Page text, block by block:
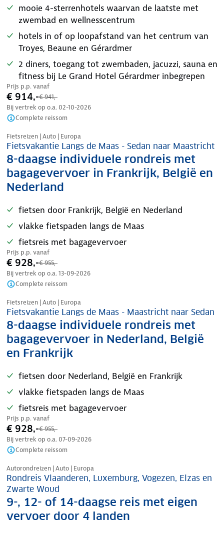
mooie 4-sterrenhotels waarvan de laatste met
zwembad en wellnesscentrum
hotels in of op loopafstand van het centrum van
Troyes, Beaune en Gérardmer
2 diners, toegang tot zwembaden, jacuzzi, sauna en
fitness bij Le Grand Hotel Gérardmer inbegrepen
Prijs p.p. vanaf
€ 914,-€ 941,-
Bij vertrek op o.a. 02-10-2026
Complete reissom
Nazomer korting
Fietsreizen | Auto | Europa
Fietsvakantie Langs de Maas - Sedan naar Maastricht
8-daagse individuele rondreis met
bagagevervoer in Frankrijk, België en
Nederland
fietsen door Frankrijk, België en Nederland
vlakke fietspaden langs de Maas
fietsreis met bagagevervoer
Prijs p.p. vanaf
€ 928,-€ 955,-
Bij vertrek op o.a. 13-09-2026
Complete reissom
Nazomer korting
Fietsreizen | Auto | Europa
Fietsvakantie Langs de Maas - Maastricht naar Sedan
8-daagse individuele rondreis met
bagagevervoer in Nederland, België
en Frankrijk
fietsen door Nederland, België en Frankrijk
vlakke fietspaden langs de Maas
fietsreis met bagagevervoer
Prijs p.p. vanaf
€ 928,-€ 955,-
Bij vertrek op o.a. 07-09-2026
Complete reissom
Nazomer korting
Autorondreizen | Auto | Europa
Rondreis Vlaanderen, Luxemburg, Vogezen, Elzas en
Zwarte Woud
9-, 12- of 14-daagse reis met eigen
vervoer door 4 landen